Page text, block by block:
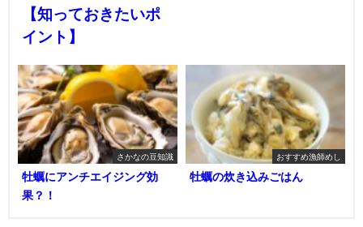
【知っておきたいポ
イント】
さかなの豆知識
牡蠣にアンチエイジング効
果？！
おすすめ漁師めし
牡蠣の炊き込みごはん